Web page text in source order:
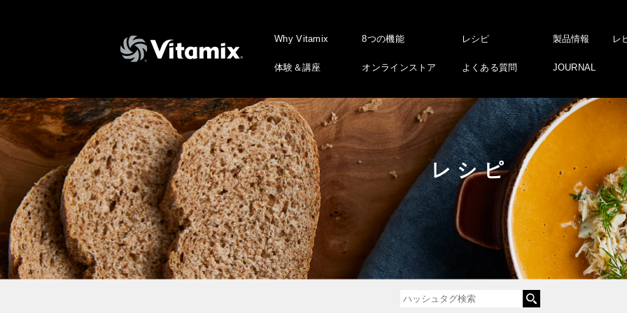
Why Vitamix
体験＆講座
8つの機能
オンラインストア
レシピ
よくある質問
製品情報
JOURNAL
レ
レシピ